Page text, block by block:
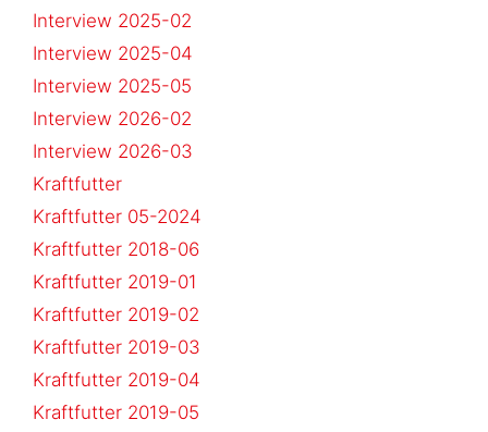
Interview 2025-02
Interview 2025-04
Interview 2025-05
Interview 2026-02
Interview 2026-03
Kraftfutter
Kraftfutter 05-2024
Kraftfutter 2018-06
Kraftfutter 2019-01
Kraftfutter 2019-02
Kraftfutter 2019-03
Kraftfutter 2019-04
Kraftfutter 2019-05